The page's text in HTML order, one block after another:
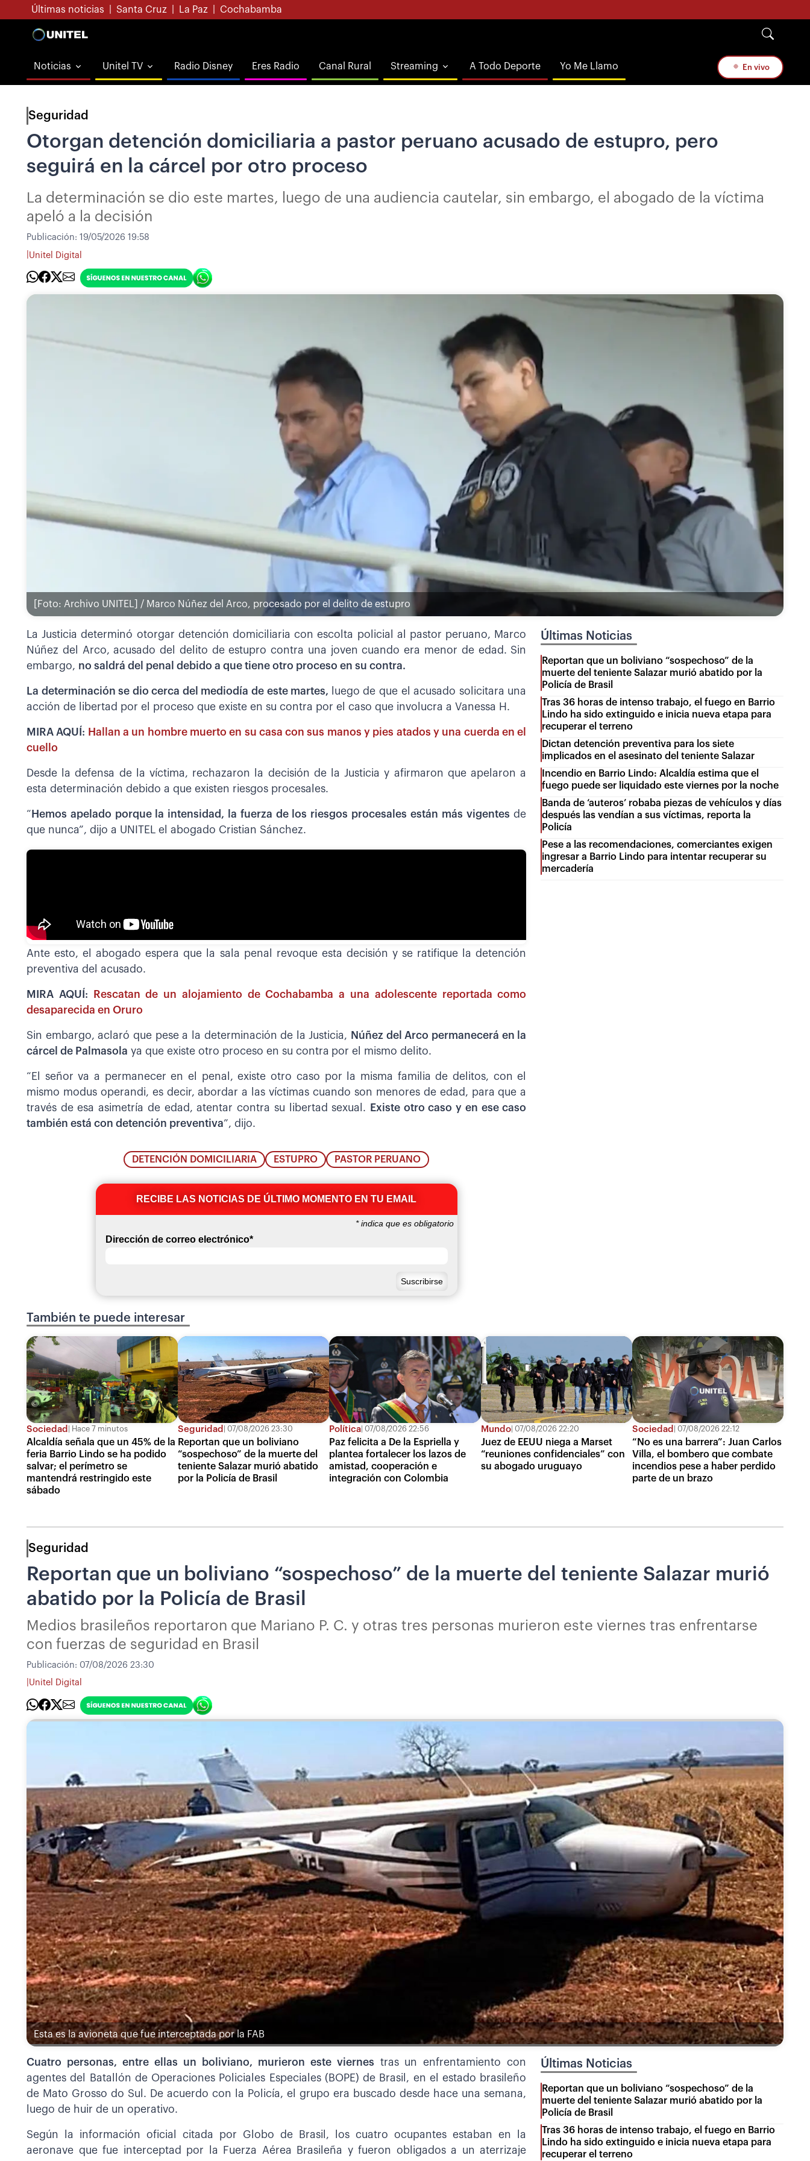
Últimas noticias Santa Cruz La Paz Cochabamba
Noticias Unitel TV Radio Disney Eres Radio Canal Rural Streaming A Todo Deporte Yo Me Llamo En vivo
Seguridad
Otorgan detención domiciliaria a pastor peruano acusado de estupro, pero
seguirá en la cárcel por otro proceso
La determinación se dio este martes, luego de una audiencia cautelar, sin embargo, el abogado de la víctima
apeló a la decisión
Publicación: 19/05/2026 19:58
Unitel Digital
[Foto: Archivo UNITEL] / Marco Núñez del Arco, procesado por el delito de estupro
La Justicia determinó otorgar detención domiciliaria con escolta policial al pastor peruano, Marco
Núñez del Arco, acusado del delito de estupro contra una joven cuando era menor de edad. Sin
embargo, no saldrá del penal debido a que tiene otro proceso en su contra.
La determinación se dio cerca del mediodía de este martes,
luego de que el acusado solicitara una
acción de libertad por el proceso que existe en su contra por el caso que involucra a Vanessa H.
MIRA AQUÍ: Hallan a un hombre muerto en su casa con sus manos y pies atados y una cuerda en el
cuello
Desde la defensa de la víctima, rechazaron la decisión de la Justicia y afirmaron que apelaron a
esta determinación debido a que existen riesgos procesales.
“ Hemos apelado porque la intensidad, la fuerza de los riesgos procesales están más vigentes de
que nunca”, dijo a UNITEL el abogado Cristian Sánchez.
Ante esto, el abogado espera que la sala penal revoque esta decisión y se ratifique la detención
preventiva del acusado.
MIRA AQUÍ:
Rescatan de un alojamiento de Cochabamba a una adolescente reportada como
desaparecida en Oruro
Sin embargo, aclaró que pese a la determinación de la Justicia, Núñez del Arco permanecerá en la
cárcel de Palmasola ya que existe otro proceso en su contra por el mismo delito.
“El señor va a permanecer en el penal, existe otro caso por la misma familia de delitos, con el
mismo modus operandi, es decir, abordar a las víctimas cuando son menores de edad, para que a
través de esa asimetría de edad, atentar contra su libertad sexual.
Existe otro caso y en ese caso
también está con detención preventiva”, dijo.
DETENCIÓN DOMICILIARIA ESTUPRO PASTOR PERUANO
RECIBE LAS NOTICIAS DE ÚLTIMO MOMENTO EN TU EMAIL
*indica que es obligatorio
Dirección de correo electrónico*
Últimas Noticias
Reportan que un boliviano “sospechoso” de la
muerte del teniente Salazar murió abatido por la
Policía de Brasil
Tras 36 horas de intenso trabajo, el fuego en Barrio
Lindo ha sido extinguido e inicia nueva etapa para
recuperar el terreno
Dictan detención preventiva para los siete
implicados en el asesinato del teniente Salazar
Incendio en Barrio Lindo: Alcaldía estima que el
fuego puede ser liquidado este viernes por la noche
Banda de ‘auteros’ robaba piezas de vehículos y días
después las vendían a sus víctimas, reporta la
Policía
Pese a las recomendaciones, comerciantes exigen
ingresar a Barrio Lindo para intentar recuperar su
mercadería
También te puede interesar
Sociedad Hace 7 minutos
Alcaldía señala que un 45% de la
feria Barrio Lindo se ha podido
salvar; el perímetro se
mantendrá restringido este
sábado
Seguridad 07/08/2026 23:30
Reportan que un boliviano
“sospechoso” de la muerte del
teniente Salazar murió abatido
por la Policía de Brasil
Política 07/08/2026 22:56
Paz felicita a De la Espriella y
plantea fortalecer los lazos de
amistad, cooperación e
integración con Colombia
Mundo 07/08/2026 22:20
Juez de EEUU niega a Marset
“reuniones confidenciales” con
su abogado uruguayo
Sociedad 07/08/2026 22:12
“No es una barrera”: Juan Carlos
Villa, el bombero que combate
incendios pese a haber perdido
parte de un brazo
Seguridad
Reportan que un boliviano “sospechoso” de la muerte del teniente Salazar murió
abatido por la Policía de Brasil
Medios brasileños reportaron que Mariano P. C. y otras tres personas murieron este viernes tras enfrentarse
con fuerzas de seguridad en Brasil
Publicación: 07/08/2026 23:30
Unitel Digital
Esta es la avioneta que fue interceptada por la FAB
Cuatro personas, entre ellas un boliviano, murieron este viernes tras un enfrentamiento con
agentes del Batallón de Operaciones Policiales Especiales (BOPE) de Brasil, en el estado brasileño
de Mato Grosso do Sul. De acuerdo con la Policía, el grupo era buscado desde hace una semana,
luego de huir de un operativo.
Según la información oficial citada por Globo de Brasil, los cuatro ocupantes estaban en la
aeronave que fue interceptad por la Fuerza Aérea Brasileña y fueron obligados a un aterrizaje
Últimas Noticias
Reportan que un boliviano “sospechoso” de la
muerte del teniente Salazar murió abatido por la
Policía de Brasil
Tras 36 horas de intenso trabajo, el fuego en Barrio
Lindo ha sido extinguido e inicia nueva etapa para
recuperar el terreno